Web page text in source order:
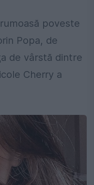
poveste
Popa, de
de vârstă dintre
Cherry a